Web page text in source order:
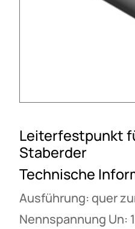
Leiterfestpunkt
Staberder
Technische
Ausführung: quer
Nennspannung Un: